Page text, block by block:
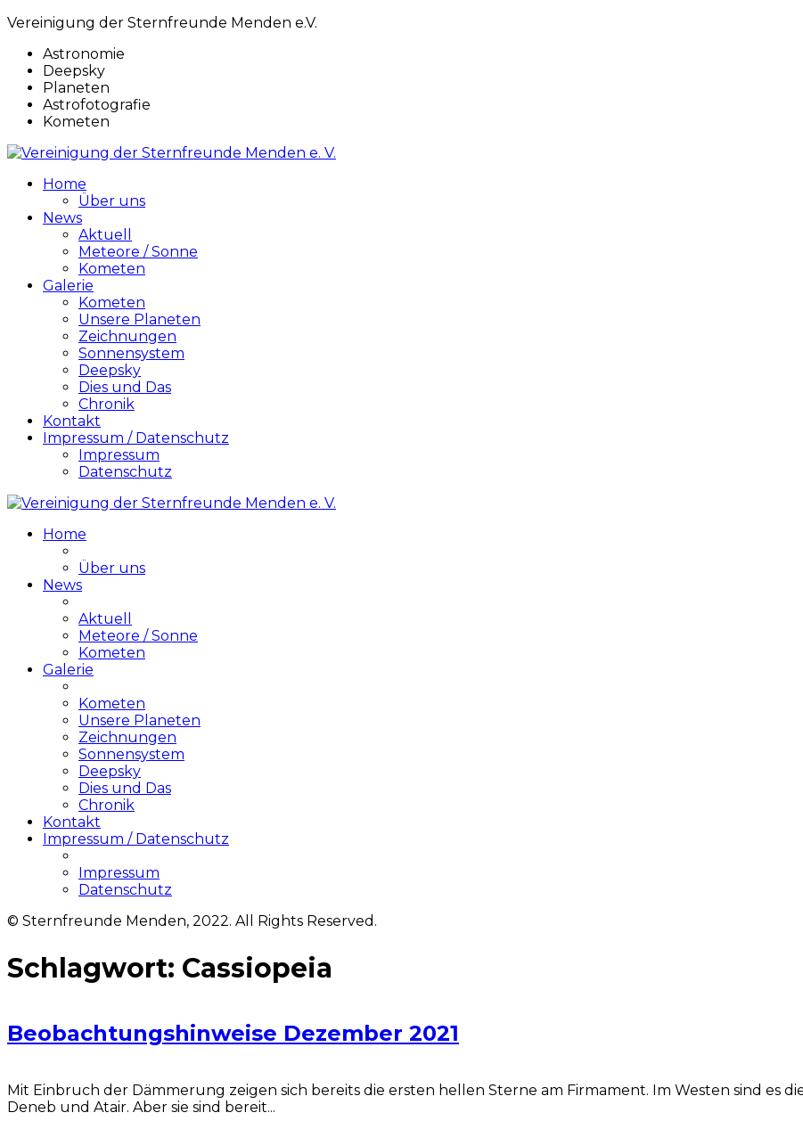
Vereinigung der Sternfreunde Menden e.V.
Astronomie
Deepsky
Planeten
Astrofotografie
Kometen
Home
Über uns
News
Aktuell
Meteore / Sonne
Kometen
Galerie
Kometen
Unsere Planeten
Zeichnungen
Sonnensystem
Deepsky
Dies und Das
Chronik
Kontakt
Impressum / Datenschutz
Impressum
Datenschutz
Home
Über uns
News
Aktuell
Meteore / Sonne
Kometen
Galerie
Kometen
Unsere Planeten
Zeichnungen
Sonnensystem
Deepsky
Dies und Das
Chronik
Kontakt
Impressum / Datenschutz
Impressum
Datenschutz
© Sternfreunde Menden, 2022. All Rights Reserved.
Schlagwort: Cassiopeia
Beobachtungshinweise Dezember 2021
Mit Einbruch der Dämmerung zeigen sich bereits die ersten hellen Sterne am Firmament. Im Westen sind es
Deneb und Atair. Aber sie sind bereit...